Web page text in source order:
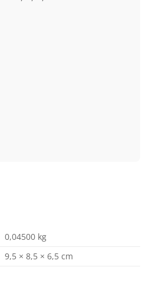
0,04500 kg
9,5 × 8,5 × 6,5 cm